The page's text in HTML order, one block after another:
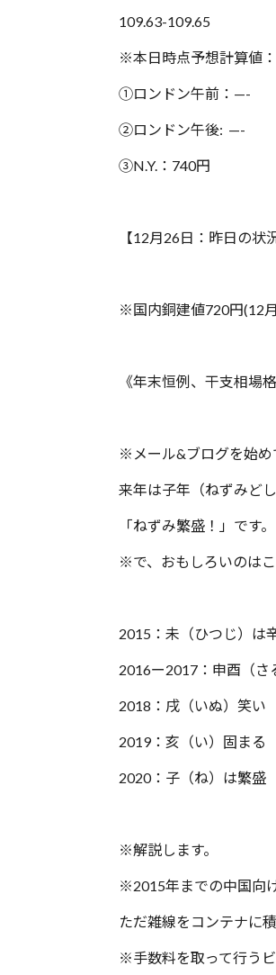
109.63-109.65
※本日時点予想計算値
①ロンドン午前：—-
②ロンドン午後: —-
③N.Y.：740円
【12月26日：昨日の状
※国内銅建値720円(12
《年末恒例、干支相場格
※メール&ブログを始め
来年は子年（ねずみど
「ねずみ繁盛！」です。
※で、おもしろいのは
2015：未（ひつじ）は
2016ー2017：申酉（さ
2018：戌（いぬ）笑い
2019：亥（い）固まる
2020：子（ね）は繁盛
※解説します。
※2015年までの中国向
ただ雑線をコンテナに
※手数料を取って行う